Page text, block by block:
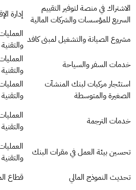
الاشتراك في منصة لتوفير التقييم
السريع للمؤسسات والشركات المالية
إدارة
مشروع الصيانة والتشغيل لمبنى كافد والتقنية
خدمات السفر والسياحة
والتقنية
استئجار مركبات لبنك المنشآت
الصغيرة والمتوسطة
والتقنية
خدمات الترجمة
والتقنية
تحسين بيئة العمل في مقرات البنك
والتقنية
تحديث النموذج المالي
قطاع